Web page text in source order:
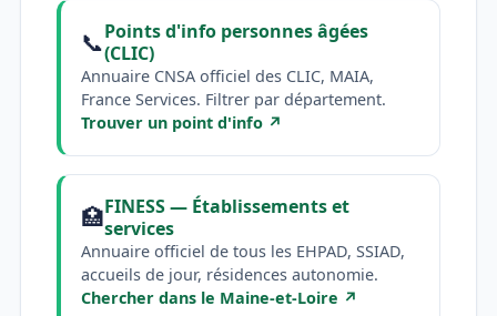
📞Points d'info personnes âgées
(CLIC)
Annuaire CNSA officiel des CLIC, MAIA,
France Services. Filtrer par département.
Trouver un point d'info ↗
🏥FINESS — Établissements et
services
Annuaire officiel de tous les EHPAD, SSIAD,
accueils de jour, résidences autonomie.
Chercher dans le Maine-et-Loire ↗